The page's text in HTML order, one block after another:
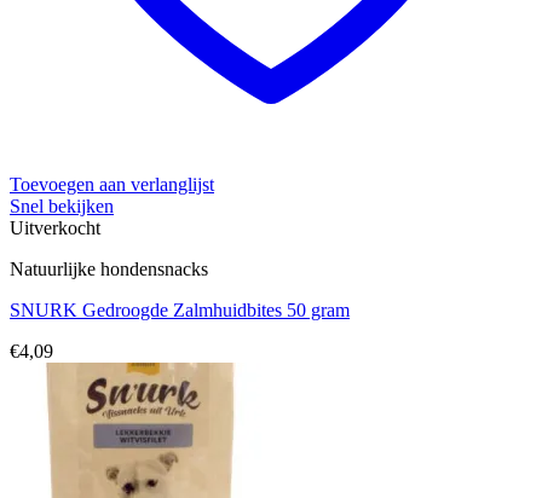
Toevoegen aan verlanglijst
Snel bekijken
Uitverkocht
Natuurlijke hondensnacks
SNURK Gedroogde Zalmhuidbites 50 gram
€4,09